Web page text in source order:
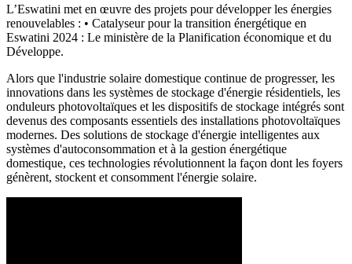
L’Eswatini met en œuvre des projets pour développer les énergies
renouvelables : • Catalyseur pour la transition énergétique en
Eswatini 2024 : Le ministère de la Planification économique et du
Développe.
Alors que l'industrie solaire domestique continue de progresser, les
innovations dans les systèmes de stockage d'énergie résidentiels, les
onduleurs photovoltaïques et les dispositifs de stockage intégrés sont
devenus des composants essentiels des installations photovoltaïques
modernes. Des solutions de stockage d'énergie intelligentes aux
systèmes d'autoconsommation et à la gestion énergétique
domestique, ces technologies révolutionnent la façon dont les foyers
génèrent, stockent et consomment l'énergie solaire.